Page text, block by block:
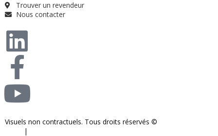
Trouver un revendeur
Nous contacter
Visuels non contractuels. Tous droits réservés ©
|